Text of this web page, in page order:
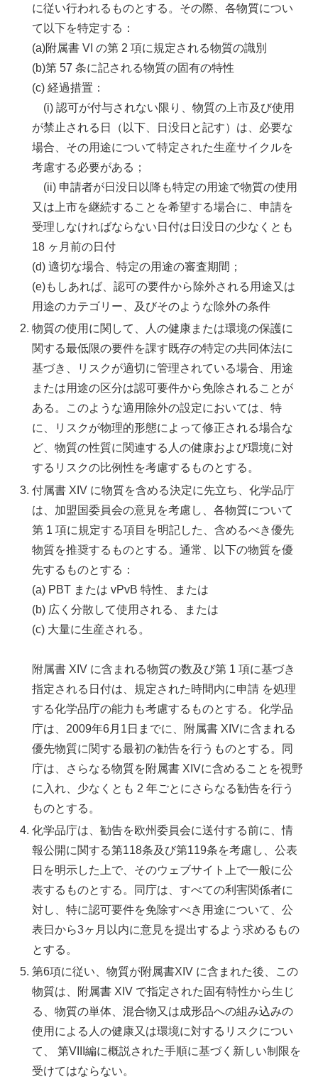
に従い行われるものとする。その際、各物質につい
て以下を特定する：
(a)附属書 VI の第 2 項に規定される物質の識別
(b)第 57 条に記される物質の固有の特性
(c) 経過措置：
(i) 認可が付与されない限り、物質の上市及び使用
が禁止される日（以下、日没日と記す）は、必要な
場合、その用途について特定された生産サイクルを
考慮する必要がある；
(ii) 申請者が日没日以降も特定の用途で物質の使用
又は上市を継続することを希望する場合に、申請を
受理しなければならない日付は日没日の少なくとも
18 ヶ月前の日付
(d) 適切な場合、特定の用途の審査期間；
(e)もしあれば、認可の要件から除外される用途又は
用途のカテゴリー、及びそのような除外の条件
物質の使用に関して、人の健康または環境の保護に
関する最低限の要件を課す既存の特定の共同体法に
基づき、リスクが適切に管理されている場合、用途
または用途の区分は認可要件から免除されることが
ある。このような適用除外の設定においては、特
に、リスクが物理的形態によって修正される場合な
ど、物質の性質に関連する人の健康および環境に対
するリスクの比例性を考慮するものとする。
付属書 XIV に物質を含める決定に先立ち、化学品庁
は、加盟国委員会の意見を考慮し、各物質について
第 1 項に規定する項目を明記した、含めるべき優先
物質を推奨するものとする。通常、以下の物質を優
先するものとする：
(a) PBT または vPvB 特性、または
(b) 広く分散して使用される、または
(c) 大量に生産される。
附属書 XIV に含まれる物質の数及び第 1 項に基づき
指定される日付は、規定された時間内に申請 を処理
する化学品庁の能力も考慮するものとする。化学品
庁は、2009年6月1日までに、附属書 XIVに含まれる
優先物質に関する最初の勧告を行うものとする。同
庁は、さらなる物質を附属書 XIVに含めることを視野
に入れ、少なくとも 2 年ごとにさらなる勧告を行う
ものとする。
化学品庁は、勧告を欧州委員会に送付する前に、情
報公開に関する第118条及び第119条を考慮し、公表
日を明示した上で、そのウェブサイト上で一般に公
表するものとする。同庁は、すべての利害関係者に
対し、特に認可要件を免除すべき用途について、公
表日から3ヶ月以内に意見を提出するよう求めるもの
とする。
第6項に従い、物質が附属書XIV に含まれた後、この
物質は、附属書 XIV で指定された固有特性から生じ
る、物質の単体、混合物又は成形品への組み込みの
使用による人の健康又は環境に対するリスクについ
て、 第VIII編に概説された手順に基づく新しい制限を
受けてはならない。